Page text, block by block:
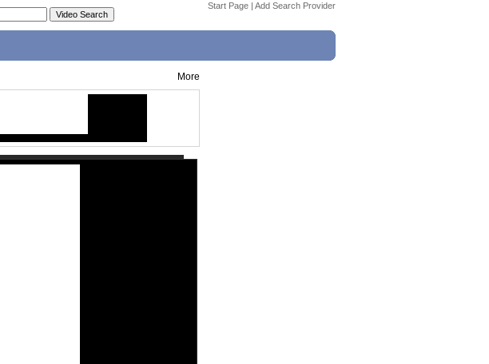
Start Page | Add Search Provider
More